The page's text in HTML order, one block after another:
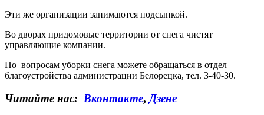
Эти же организации занимаются подсыпкой.
Во дворах придомовые территории от снега чистят
управляющие компании.
По вопросам уборки снега можете обращаться в отдел
благоустройства администрации Белорецка, тел. 3-40-30.
Читайте нас: Вконтакте, Дзене